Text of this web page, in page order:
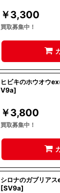
￥3,300
買取募集中！
ヒビキのホウオウ
V9a]
￥3,800
買取募集中！
シロナのガブリア
[SV9a]